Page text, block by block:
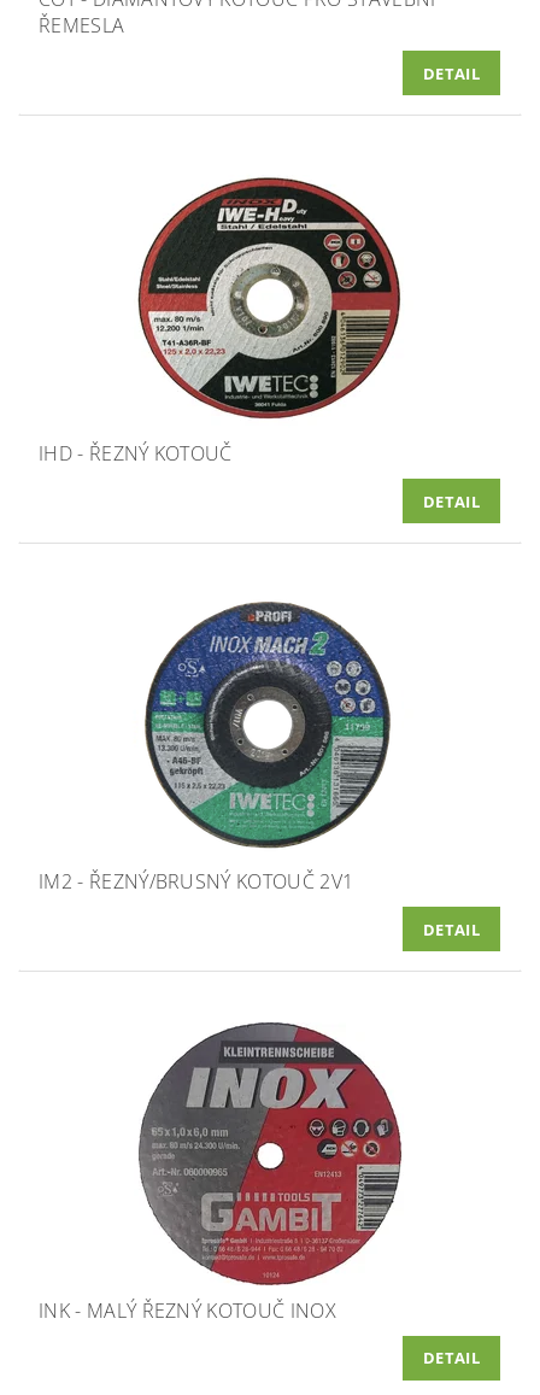
ŘEMESLA
DETAIL
IHD - ŘEZNÝ KOTOUČ
DETAIL
IM2 - ŘEZNÝ/BRUSNÝ KOTOUČ 2V1
DETAIL
INK - MALÝ ŘEZNÝ KOTOUČ INOX
DETAIL